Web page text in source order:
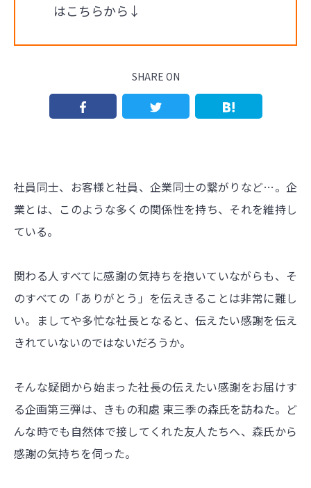
はこちらから↓
SHARE ON
社員同士、お客様と社員、企業同士の繋がりなど…。企
業とは、このような多くの関係性を持ち、それを維持し
ている。
関わる人すべてに感謝の気持ちを抱いていながらも、そ
のすべての「ありがとう」を伝えきることは非常に難し
い。ましてや多忙な社長となると、伝えたい感謝を伝え
きれていないのではないだろうか。
そんな疑問から始まった社長の伝えたい感謝をお届けす
る企画第三弾は、きもの和處 東三季の森氏を訪ねた。ど
んな時でも自然体で接してくれた友人たちへ、森氏から
感謝の気持ちを伺った。